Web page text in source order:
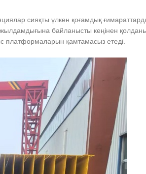
сияқты үлкен қоғамдық
байланысты кеңінен
платформаларын қамтамасыз етеді.